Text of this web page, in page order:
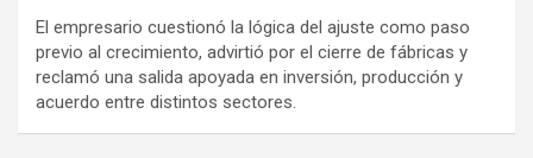
El empresario cuestionó la lógica del ajuste como paso
previo al crecimiento, advirtió por el cierre de fábricas y
reclamó una salida apoyada en inversión, producción y
acuerdo entre distintos sectores.